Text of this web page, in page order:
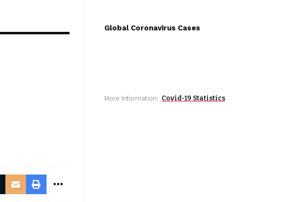
Global Coronavirus Cases
More Information: Covid-19 Statistics